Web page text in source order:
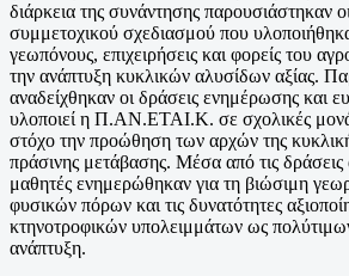
διάρκεια της συνάντησης παρουσιάστηκαν
συμμετοχικού σχεδιασμού που
γεωπόνους, επιχειρήσεις και φορείς του
την ανάπτυξη κυκλικών αλυσίδων αξίας.
αναδείχθηκαν οι δράσεις ενημέρωσης και
υλοποιεί η Π.ΑΝ.ΕΤΑΙ.Κ. σε σχολικές
στόχο την προώθηση των αρχών της
πράσινης μετάβασης. Μέσα από τις δράσεις
μαθητές ενημερώθηκαν για τη βιώσιμη
φυσικών πόρων και τις δυνατότητες
κτηνοτροφικών υπολειμμάτων ως
ανάπτυξη.